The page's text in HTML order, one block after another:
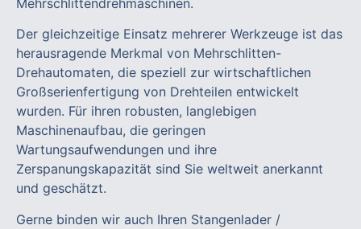
Der gleichzeitige Einsatz mehrerer Werkzeuge ist das
herausragende Merkmal von Mehrschlitten-
Drehautomaten, die speziell zur wirtschaftlichen
Großserienfertigung von Drehteilen entwickelt
wurden. Für ihren robusten, langlebigen
Maschinenaufbau, die geringen
Wartungsaufwendungen und ihre
Zerspanungskapazität sind Sie weltweit anerkannt
und geschätzt.
Gerne binden wir auch Ihren Stangenlader /